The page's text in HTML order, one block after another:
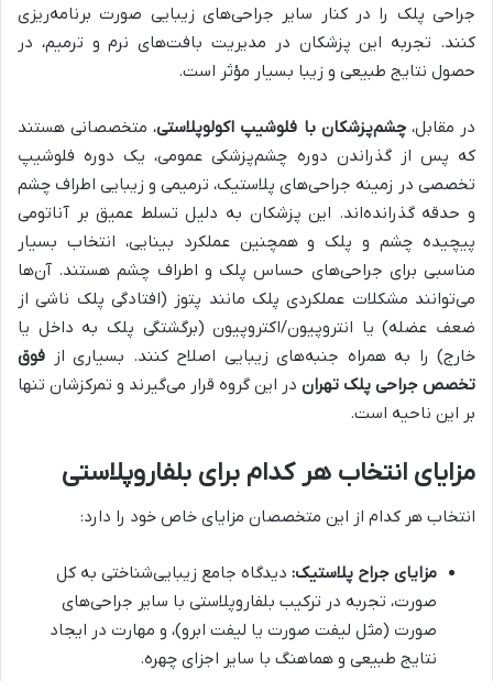
جراحی پلک را در کنار سایر جراحی‌های زیبایی صورت برنامه‌ریزی
کنند. تجربه این پزشکان در مدیریت بافت‌های نرم و ترمیم، در
حصول نتایج طبیعی و زیبا بسیار مؤثر است.
در مقابل،چشم‌پزشکان با فلوشیپ اکولوپلاستی، متخصصانی هستند
که پس از گذراندن دوره چشم‌پزشکی عمومی، یک دوره فلوشیپ
تخصصی در زمینه جراحی‌های پلاستیک، ترمیمی و زیبایی اطراف چشم
و حدقه گذرانده‌اند. این پزشکان به دلیل تسلط عمیق بر آناتومی
پیچیده چشم و پلک و همچنین عملکرد بینایی، انتخاب بسیار
مناسبی برای جراحی‌های حساس پلک و اطراف چشم هستند. آن‌ها
می‌توانند مشکلات عملکردی پلک مانند پتوز (افتادگی پلک ناشی از
ضعف عضله) یا انتروپیون/اکتروپیون (برگشتگی پلک به داخل یا
خارج) را به همراه جنبه‌های زیبایی اصلاح کنند. بسیاری از فوق
تخصص جراحی پلک تهران در این گروه قرار می‌گیرند و تمرکزشان تنها
بر این ناحیه است.
مزایای انتخاب هر کدام برای بلفاروپلاستی
انتخاب هر کدام از این متخصصان مزایای خاص خود را دارد:
مزایای جراح پلاستیک: دیدگاه جامع زیبایی‌شناختی به کل
صورت، تجربه در ترکیب بلفاروپلاستی با سایر جراحی‌های
صورت (مثل لیفت صورت یا لیفت ابرو)، و مهارت در ایجاد
نتایج طبیعی و هماهنگ با سایر اجزای چهره.